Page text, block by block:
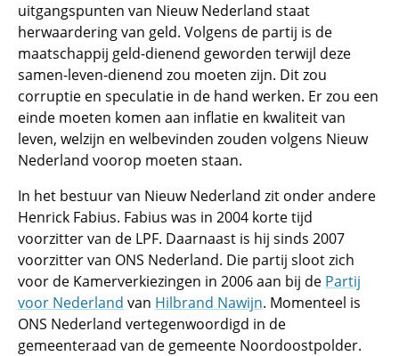
uitgangspunten van Nieuw Nederland staat
herwaardering van geld. Volgens de partij is de
maatschappij geld-dienend geworden terwijl deze
samen-leven-dienend zou moeten zijn. Dit zou
corruptie en speculatie in de hand werken. Er zou een
einde moeten komen aan inflatie en kwaliteit van
leven, welzijn en welbevinden zouden volgens Nieuw
Nederland voorop moeten staan.
In het bestuur van Nieuw Nederland zit onder andere
Henrick Fabius. Fabius was in 2004 korte tijd
voorzitter van de LPF. Daarnaast is hij sinds 2007
voorzitter van ONS Nederland. Die partij sloot zich
voor de Kamerverkiezingen in 2006 aan bij de Partij
voor Nederland van Hilbrand Nawijn. Momenteel is
ONS Nederland vertegenwoordigd in de
gemeenteraad van de gemeente Noordoostpolder.